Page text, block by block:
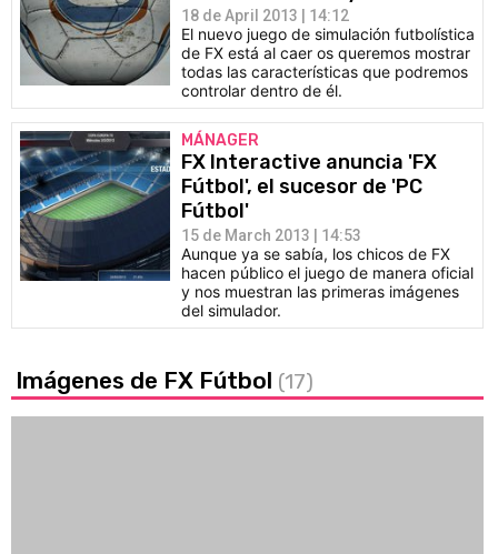
18 de April 2013 | 14:12
El nuevo juego de simulación futbolística
de FX está al caer os queremos mostrar
todas las características que podremos
controlar dentro de él.
MÁNAGER
FX Interactive anuncia 'FX
Fútbol', el sucesor de 'PC
Fútbol'
15 de March 2013 | 14:53
Aunque ya se sabía, los chicos de FX
hacen público el juego de manera oficial
y nos muestran las primeras imágenes
del simulador.
Imágenes de FX Fútbol (17)